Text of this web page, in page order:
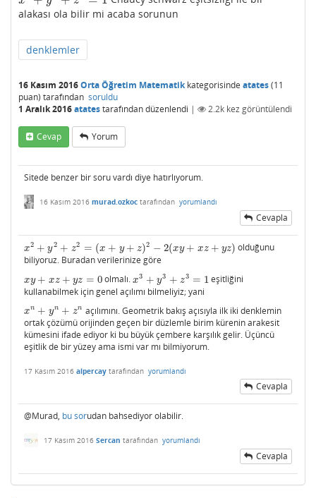
alakası ola bilir mi acaba sorunun
denklemler
16 Kasım 2016Orta Öğretim Matematikkategorisinde atates(11
puan) tarafından soruldu
1 Aralık 2016atatestarafındandüzenlendi | 2.2k kez görüntülendi
Cevap Yorum
Sitede benzer bir soru vardı diye hatırlıyorum.
16 Kasım 2016 murad.ozkoc tarafından yorumlandı
Cevapla
x2 + y2 + z2 = (x + y + z)2 − 2(xy + xz + yz)
x2+y2 +z2=( x+y +z 2−2(x y+xz +yz)
olduğunu
biliyoruz. Buradan verilerinize göre
xy + xz + yz = 0
xy+xz +yz=0 olmalı.x3 + y3 + z3 = 1
x3+y3 +z3=1
eşitliğini
kullanabilmek için genel açılımı bilmeliyiz; yani
xn + yn + zn
xn+ yn +zn
açılımını. Geometrik bakış açısıyla ilk iki denklemin
ortak çözümü orijinden geçen bir düzlemle birim kürenin arakesit
kümesini ifade ediyor ki bu büyük çembere karşılık gelir. Üçüncü
eşitlik de bir yüzey ama ismi var mı bilmiyorum.
17 Kasım 2016 alpercay tarafından yorumlandı
Cevapla
@Murad, bu sorudan bahsediyor olabilir.
17 Kasım 2016 Sercan tarafından yorumlandı
Cevapla